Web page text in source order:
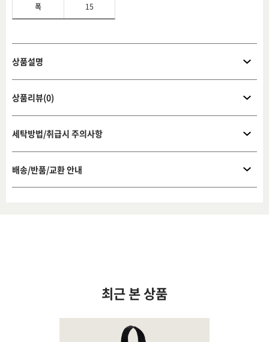
폭 15
상품설명
상품리뷰(0)
세탁방법/취급시 주의사항
배송/반품/교환 안내
최근 본 상품